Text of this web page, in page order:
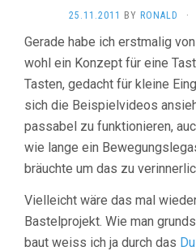
25.11.2011 BY RONALD ·
Gerade habe ich erstmalig von
wohl ein Konzept für eine
Tasten, gedacht für kleine
sich die Beispielvideos
passabel zu funktionieren,
wie lange ein
bräuchte um das zu
Vielleicht wäre das mal
Bastelprojekt. Wie man
baut weiss ich ja durch das